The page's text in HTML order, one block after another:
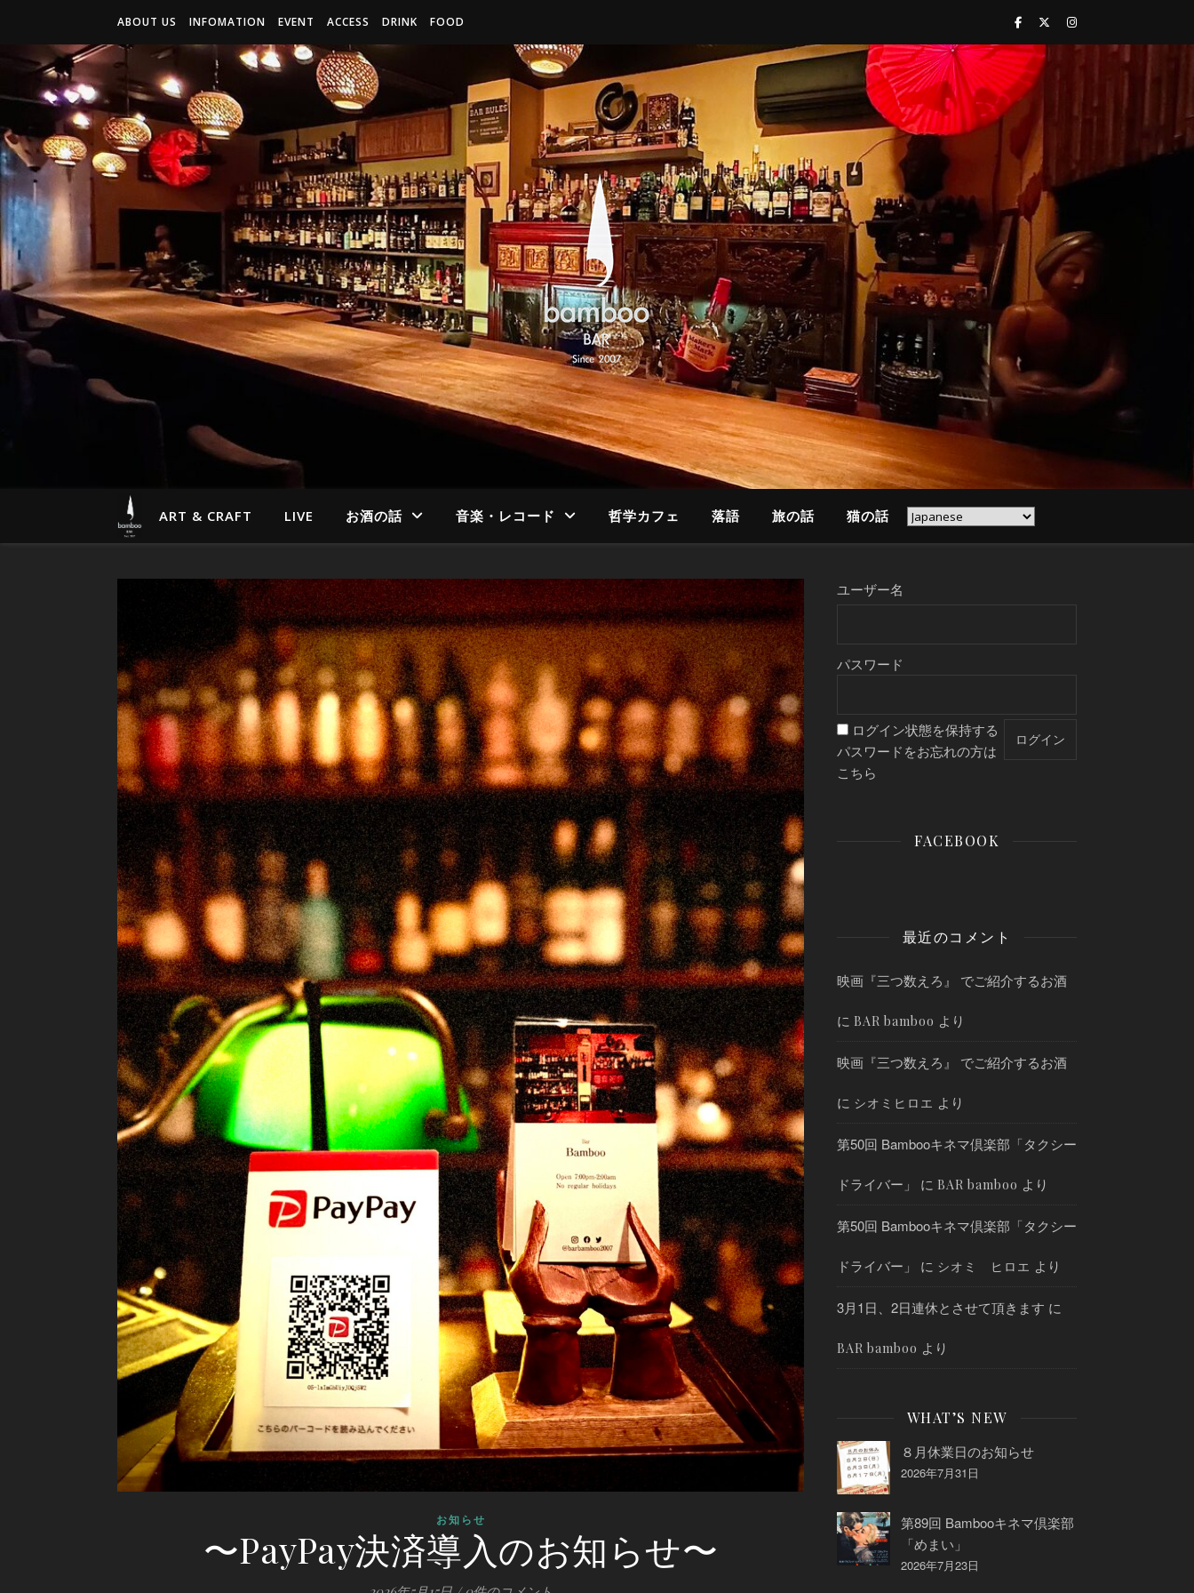
ABOUT US INFOMATION EVENT ACCESS DRINK FOOD
ART & CRAFT LIVE お酒の話 音楽・レコード 哲学カフェ 落語 旅の話 猫の話
お知らせ
〜PayPay決済導入のお知らせ〜
ユーザー名
パスワード
ログイン状態を保持する
パスワードをお忘れの方は
こちら
FACEBOOK
最近のコメント
映画『三つ数えろ』 でご紹介するお酒
に BAR bamboo より
映画『三つ数えろ』 でご紹介するお酒
に シオミヒロエ より
第50回 Bambooキネマ倶楽部「タクシー
ドライバー」 に BAR bamboo より
第50回 Bambooキネマ倶楽部「タクシー
ドライバー」 に シオミ ヒロエ より
3月1日、2日連休とさせて頂きます に
BAR bamboo より
WHAT’S NEW
８月休業日のお知らせ
2026年7月31日
第89回 Bambooキネマ倶楽部
「めまい」
2026年7月23日